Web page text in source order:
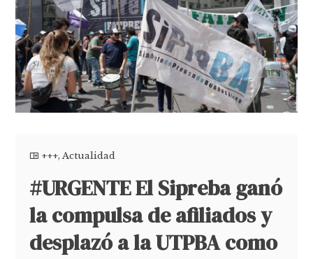
+++,Actualidad
#URGENTE El Sipreba ganó
la compulsa de afiliados y
desplazó a la UTPBA como